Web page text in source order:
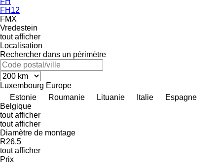
FH12
FMX
Vredestein
tout afficher
Localisation
Rechercher dans un périmètre
Luxembourg Europe
Estonie
Roumanie Lituanie Italie
Espagne
Belgique
tout afficher
tout afficher
Diamètre de montage
R26.5
tout afficher
Prix